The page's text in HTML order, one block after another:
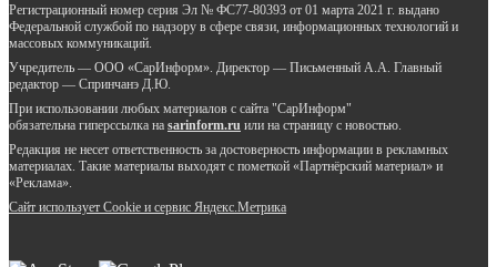
Регистрационный номер серия Эл № ФС77-80393 от 01 марта 2021 г. выдано
Федеральной службой по надзору в сфере связи, информационных технологий и
массовых коммуникаций.
Учредитель — ООО «СарИнформ». Директор — Письменный А.А. Главный
редактор — Спринчанэ Д.Ю.
При использовании любых материалов с сайта "СарИнформ"
обязательна гиперссылка на sarinform.ru или на страницу с новостью.
Редакция не несет ответственность за достоверность информации в рекламных
материалах. Такие материалы выходят с пометкой «Партнёрский материал» и
«Реклама».
Сайт использует Cookie и сервиc Яндекс.Метрика